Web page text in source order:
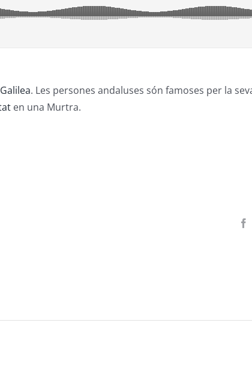
. Les persones andaluses són famoses per la
en una Murtra.